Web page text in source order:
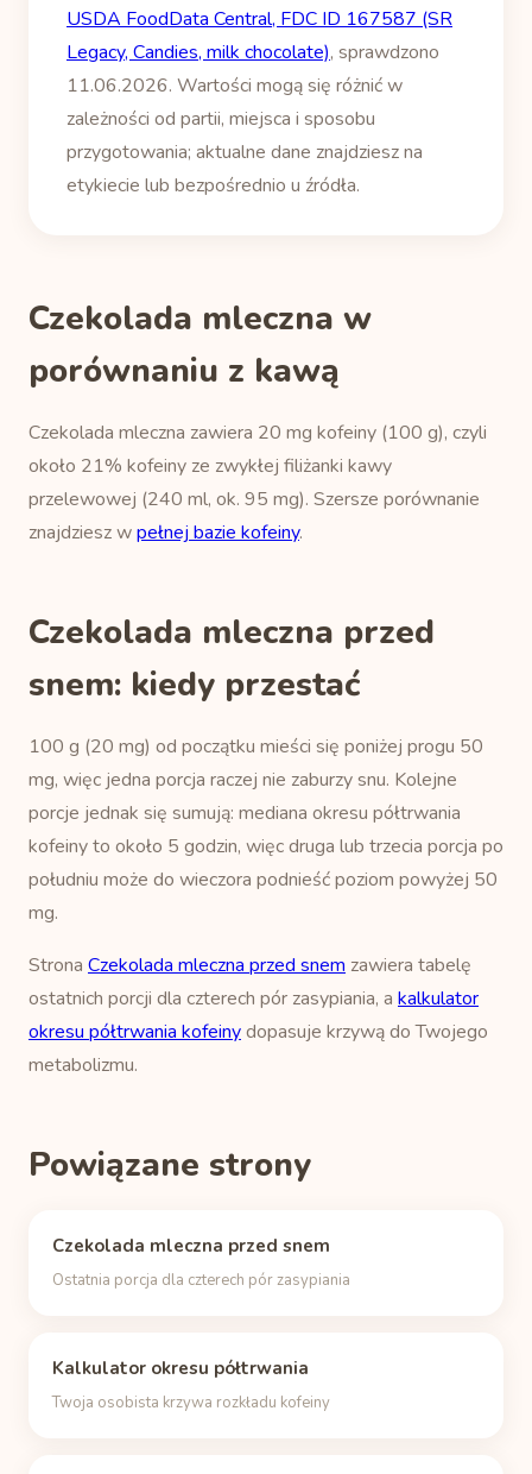
USDA FoodData Central, FDC ID 167587 (SR
Legacy, Candies, milk chocolate), sprawdzono
11.06.2026. Wartości mogą się różnić w
zależności od partii, miejsca i sposobu
przygotowania; aktualne dane znajdziesz na
etykiecie lub bezpośrednio u źródła.
Czekolada mleczna w
porównaniu z kawą
Czekolada mleczna zawiera 20 mg kofeiny (100 g), czyli
około 21% kofeiny ze zwykłej filiżanki kawy
przelewowej (240 ml, ok. 95 mg). Szersze porównanie
znajdziesz wpełnej bazie kofeiny.
Czekolada mleczna przed
snem: kiedy przestać
100 g (20 mg) od początku mieści się poniżej progu 50
mg, więc jedna porcja raczej nie zaburzy snu. Kolejne
porcje jednak się sumują: mediana okresu półtrwania
kofeiny to około 5 godzin, więc druga lub trzecia porcja po
południu może do wieczora podnieść poziom powyżej 50
mg.
Strona Czekolada mleczna przed snem zawiera tabelę
ostatnich porcji dla czterech pór zasypiania, a kalkulator
okresu półtrwania kofeinydopasuje krzywą do Twojego
metabolizmu.
Powiązane strony
Czekolada mleczna przed snem
Ostatnia porcja dla czterech pór zasypiania
Kalkulator okresu półtrwania
Twoja osobista krzywa rozkładu kofeiny